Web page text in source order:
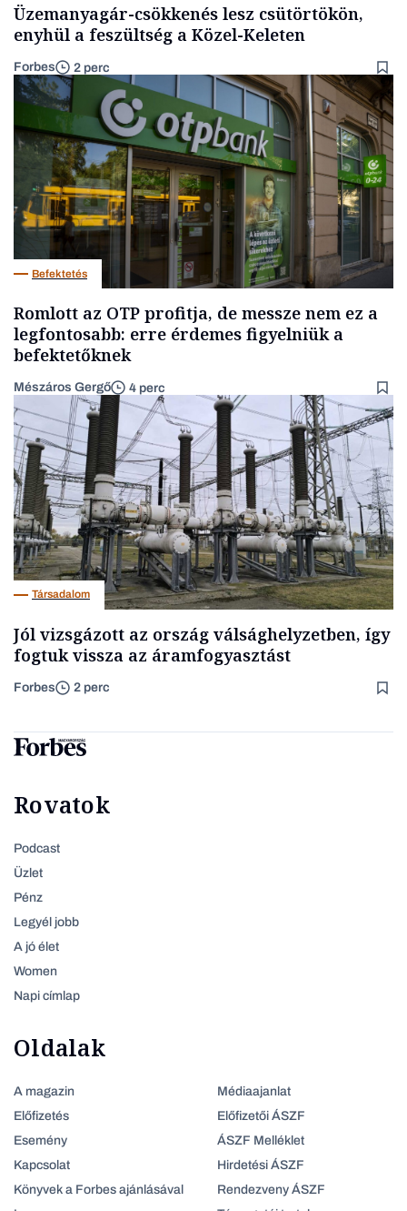
Üzemanyagár-csökkenés lesz csütörtökön,
enyhül a feszültség a Közel-Keleten
Forbes 2 perc
Befektetés
Romlott az OTP profitja, de messze nem ez a
legfontosabb: erre érdemes figyelniük a
befektetőknek
Mészáros Gergő 4 perc
Társadalom
Jól vizsgázott az ország válsághelyzetben, így
fogtuk vissza az áramfogyasztást
Forbes 2 perc
Rovatok
Podcast
Üzlet
Pénz
Legyél jobb
A jó élet
Women
Napi címlap
Oldalak
A magazin
Előfizetés
Esemény
Kapcsolat
Könyvek a Forbes ajánlásával
Médiaajanlat
Előfizetői ÁSZF
ÁSZF Melléklet
Hirdetési ÁSZF
Rendezveny ÁSZF